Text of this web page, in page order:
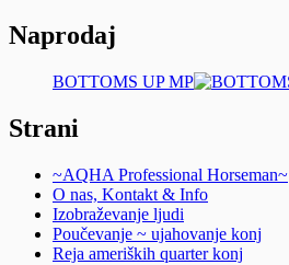
Naprodaj
BOTTOMS UP MP
Strani
~AQHA Professional Horseman~
O nas, Kontakt & Info
Izobraževanje ljudi
Poučevanje ~ ujahovanje konj
Reja ameriških quarter konj